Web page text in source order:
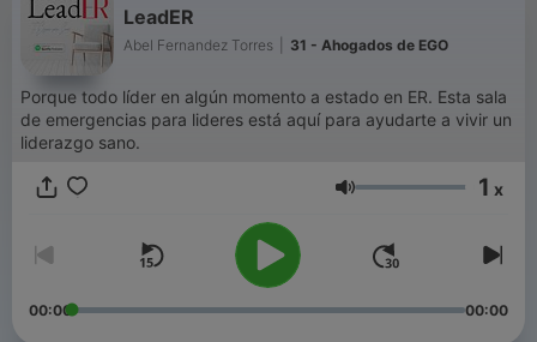
LeadER
Abel Fernandez Torres 31 - Ahogados de EGO
Porque todo líder en algún momento a estado en ER. Esta sala
de emergencias para lideres está aquí para ayudarte a vivir un
liderazgo sano.
Ses 1 x
00:00 00:00